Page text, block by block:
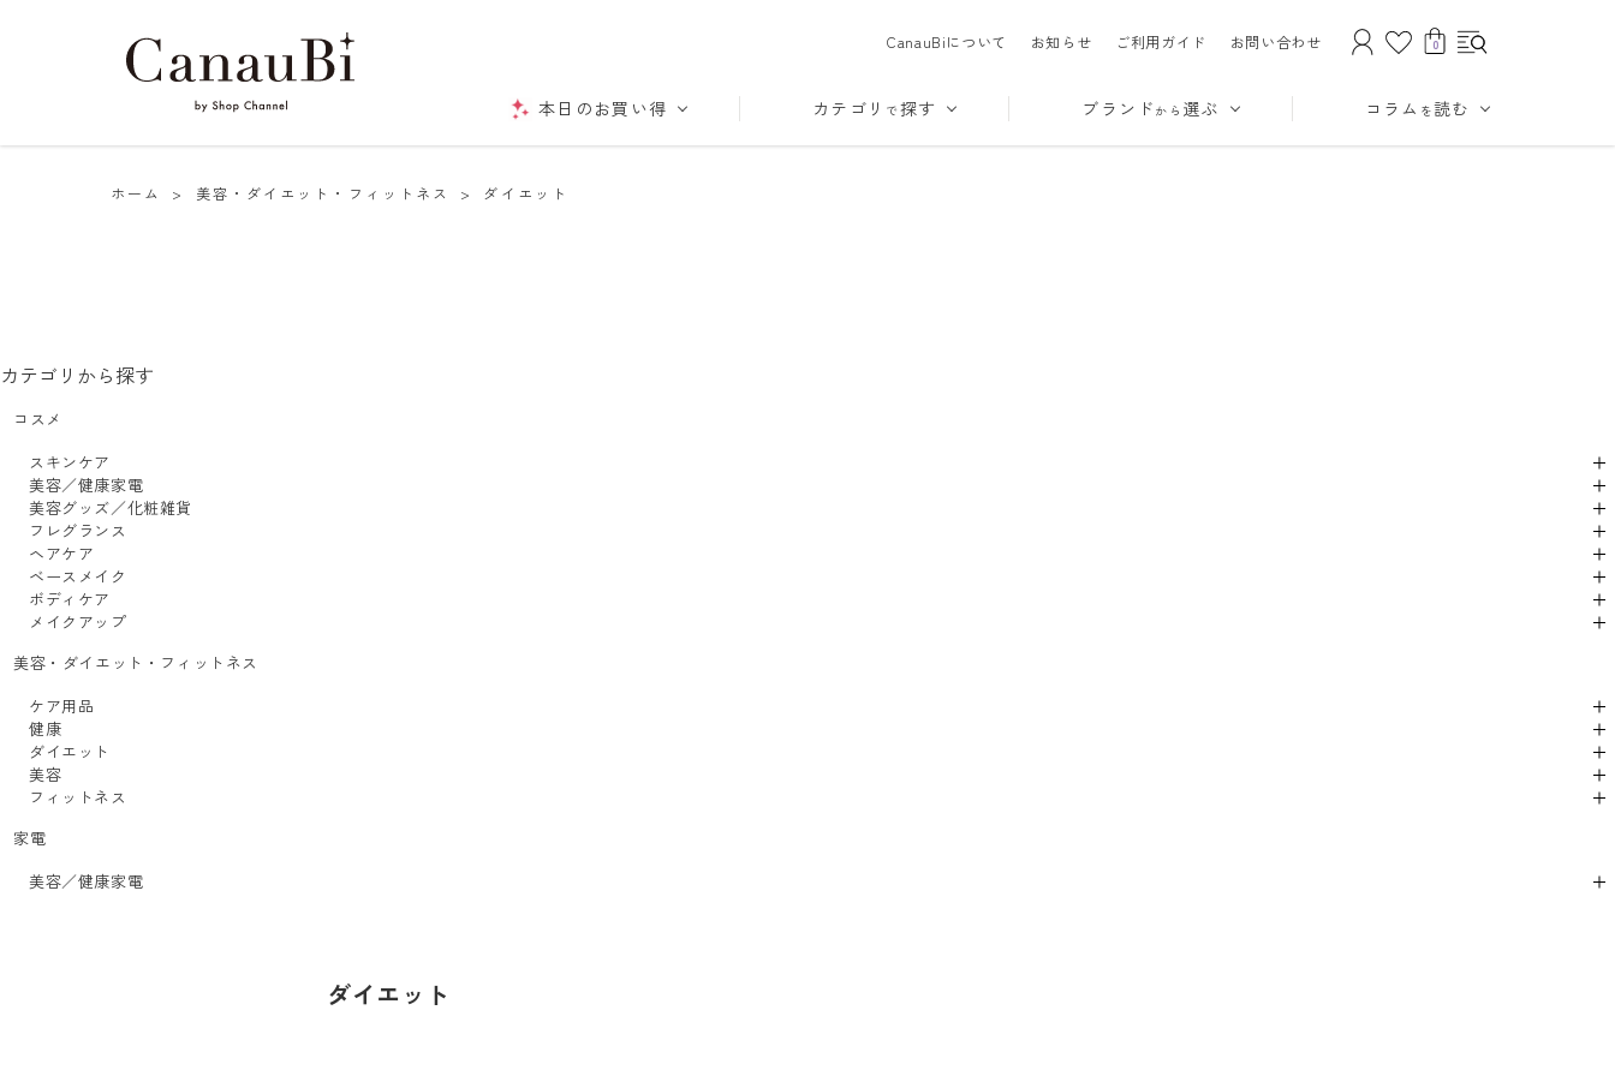
CanauBiについて お知らせ ご利用ガイド お問い合わせ 0
本日のお買い得 カテゴリ で探す ブランド から 選ぶ コラム を読む
ホーム > 美容・ダイエット・フィットネス > ダイエット
カテゴリから探す
コスメ
スキンケア
美容／健康家電
美容グッズ／化粧雑貨
フレグランス
ヘアケア
ベースメイク
ボディケア
メイクアップ
美容・ダイエット・フィットネス
ケア用品
健康
ダイエット
美容
フィットネス
家電
美容／健康家電
ダイエット